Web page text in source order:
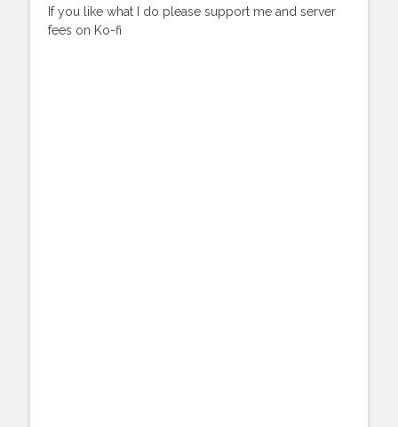
If you like what I do please support me and server
fees on Ko-fi